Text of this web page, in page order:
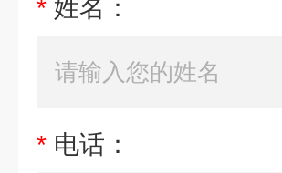
* 姓名：
* 电话：